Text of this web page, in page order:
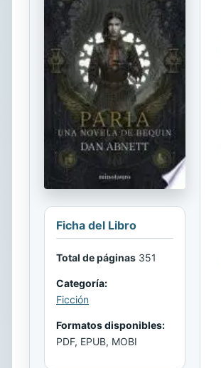
Ficha del Libro
Total de páginas 351
Categoría:
Ficción
Formatos disponibles:
PDF, EPUB, MOBI